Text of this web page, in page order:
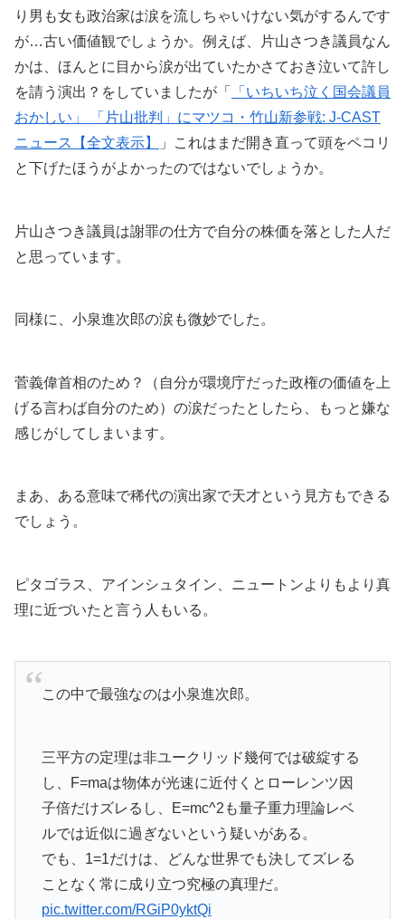
り男も女も政治家は涙を流しちゃいけない気がするんです
が…古い価値観でしょうか。例えば、片山さつき議員なん
かは、ほんとに目から涙が出ていたかさておき泣いて許し
を請う演出？をしていましたが「
「いちいち泣く国会議員
おかしい」 「片山批判」にマツコ・竹山新参戦: J-CAST
ニュース【全文表示】
」これはまだ開き直って頭をペコリ
と下げたほうがよかったのではないでしょうか。
片山さつき議員は謝罪の仕方で自分の株価を落とした人だ
と思っています。
同様に、小泉進次郎の涙も微妙でした。
菅義偉首相のため？（自分が環境庁だった政権の価値を上
げる言わば自分のため）の涙だったとしたら、もっと嫌な
感じがしてしまいます。
まあ、ある意味で稀代の演出家で天才という見方もできる
でしょう。
ピタゴラス、アインシュタイン、ニュートンよりもより真
理に近づいたと言う人もいる。
この中で最強なのは小泉進次郎。
三平方の定理は非ユークリッド幾何では破綻する
し、F=maは物体が光速に近付くとローレンツ因
子倍だけズレるし、E=mc^2も量子重力理論レベ
ルでは近似に過ぎないという疑いがある。
でも、1=1だけは、どんな世界でも決してズレる
ことなく常に成り立つ究極の真理だ。
pic.twitter.com/RGiP0yktQi